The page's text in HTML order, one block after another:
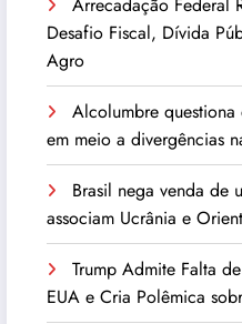
Desafio Fiscal, Dívida
Agro
Alcolumbre
em meio a divergências
Brasil nega venda de
associam Ucrânia e
Trump Admite Falta
EUA e Cria Polêmica